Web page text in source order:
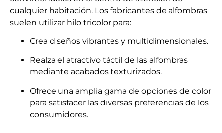
cualquier habitación. Los fabricantes de alfombras
suelen utilizar hilo tricolor para:
Crea diseños vibrantes y multidimensionales.
Realza el atractivo táctil de las alfombras
mediante acabados texturizados.
Ofrece una amplia gama de opciones de color
para satisfacer las diversas preferencias de los
consumidores.